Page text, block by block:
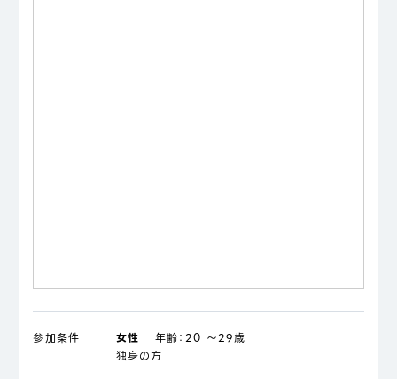
参加条件 女性 年齢： 20 ～29歳
独身の方